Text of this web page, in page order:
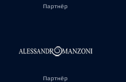
Партнёр
Партнёр